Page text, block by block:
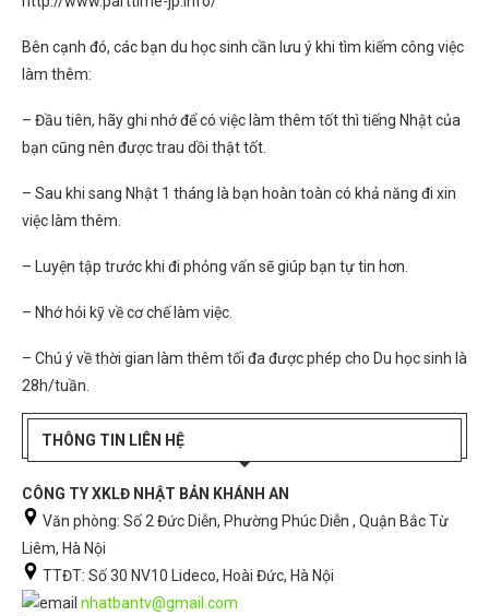
Bên cạnh đó, các bạn du học sinh cần lưu ý khi tìm kiếm công việc
làm thêm:
– Đầu tiên, hãy ghi nhớ để có việc làm thêm tốt thì tiếng Nhật của
bạn cũng nên được trau dồi thật tốt.
– Sau khi sang Nhật 1 tháng là bạn hoàn toàn có khả năng đi xin
việc làm thêm.
– Luyện tập trước khi đi phỏng vấn sẽ giúp bạn tự tin hơn.
– Nhớ hỏi kỹ về cơ chế làm việc.
– Chú ý về thời gian làm thêm tối đa được phép cho Du học sinh là
28h/tuần.
THÔNG TIN LIÊN HỆ
CÔNG TY XKLĐ NHẬT BẢN KHÁNH AN
Văn phòng: Số 2 Đức Diễn, Phường Phúc Diễn , Quận Bắc Từ
Liêm, Hà Nội
TTĐT: Số 30 NV10 Lideco, Hoài Đức, Hà Nội
nhatbantv@gmail.com